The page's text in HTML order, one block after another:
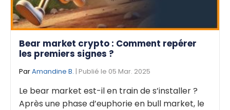
Bear market crypto : Comment repérer
les premiers signes ?
ParAmandine B. | Publié le 05 Mar. 2025
Le bear market est-il en train de s’installer ?
Après une phase d’euphorie en bull market, le